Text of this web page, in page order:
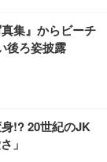
C USB PD対応
ラグ ホワイト
ント 急速 PD対
集』からビーチ
後ろ姿披露
!? 20世紀のJK
」